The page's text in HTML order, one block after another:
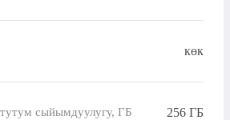
көк
сыйымдуулугу, ГБ 256 ГБ